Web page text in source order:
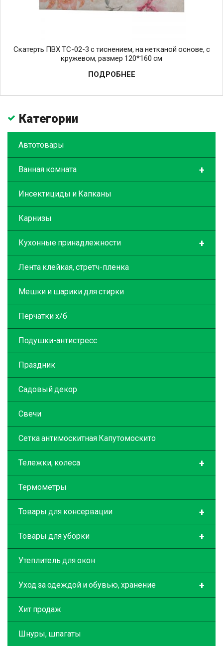
Скатерть ПВХ TC-02-3 с тиснением, на нетканой основе, с
кружевом, размер 120*160 см
ПОДРОБНЕЕ
Категории
Автотовары
+
Ванная комната
Инсектициды и Капканы
Карнизы
+
Кухонные принадлежности
Лента клейкая, стретч-пленка
Мешки и шарики для стирки
Перчатки х/б
Подушки-антистресс
Праздник
Садовый декор
Свечи
Сетка антимоскитная Капутомоскито
+
Тележки, колеса
Термометры
+
Товары для консервации
+
Товары для уборки
Утеплитель для окон
+
Уход за одеждой и обувью, хранение
Хит продаж
Шнуры, шпагаты